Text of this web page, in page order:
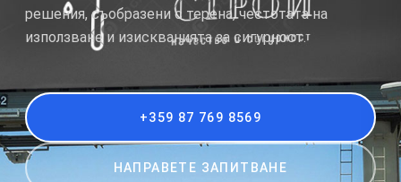
решения, съобразени с терена, честотата на
използване и изискванията за сигурност.
+359 87 769 8569
НАПРАВЕТЕ ЗАПИТВАНЕ